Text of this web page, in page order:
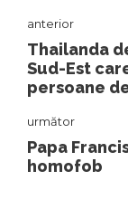
anterior
Thailanda
Sud-Est
persoane
următor
Papa
homofob